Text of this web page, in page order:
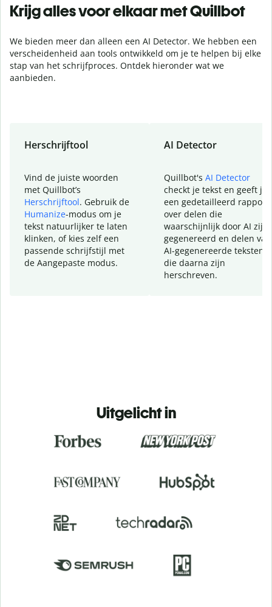
Krijg alles voor elkaar met Quillbot
We bieden meer dan alleen een AI Detector. We hebben een
verscheidenheid aan tools ontwikkeld om je te helpen bij elke
stap van het schrijfproces. Ontdek hieronder wat we
aanbieden.
Herschrijftool
Vind de juiste woorden
met Quillbot’s
Herschrijftool. Gebruik de
Humanize-modus om je
tekst natuurlijker te laten
klinken, of kies zelf een
passende schrijfstijl met
de Aangepaste modus.
AI Detector
Quillbot's AI Detector
checkt je tekst en geeft je
een gedetailleerd rapport
over delen die
waarschijnlijk door AI zijn
gegenereerd en delen van
AI-gegenereerde teksten
die daarna zijn
herschreven.
Uitgelicht in